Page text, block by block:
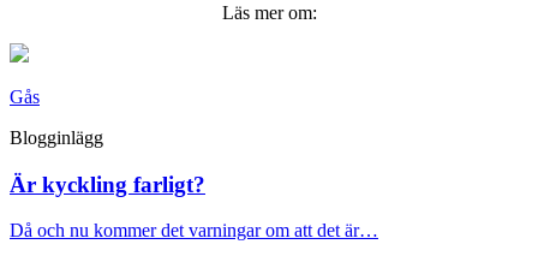
Läs mer om:
Gås
Blogginlägg
Är kyckling farligt?
Då och nu kommer det varningar om att det är…